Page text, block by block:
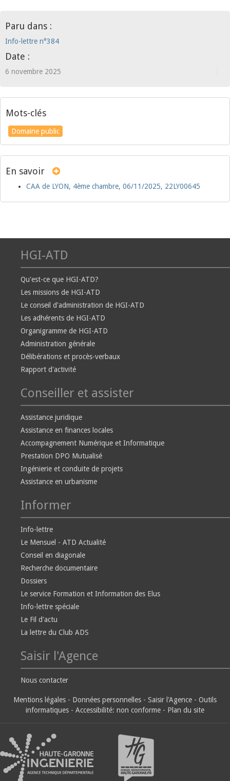
Paru dans :
Info-lettre n°384
Date :
6 novembre 2025
Mots-clés
Domaine public
En savoir
CAA de LYON, 4ème chambre, 06/11/2025, 22LY00645
HGI-ATD
Qu'est-ce que HGI-ATD?
Les missions de HGI-ATD
Le conseil d'administration de HGI-ATD
Les adhérents de HGI-ATD
Organigramme de HGI-ATD
Administration générale
Délibérations et procès-verbaux
Rapport d'activité
Conseiller et assister
Assistance juridique
Assistance en finances locales
Accompagnement Numérique et Informatique
Prestation DPO Mutualisé
Ingénierie et conduite de projets
Assistance en urbanisme
Informer
Info-lettre
Le Mensuel - ATD Actualité
Conseil en diagonale
Recherche documentaire
Dossiers
Le service Formation et Information des Elus
Info-lettre spéciale
Le Fil d'actu
La lettre du Club ADS
Saisir l'Agence
Nous contacter
Mentions légales - Données personnelles - Saisir l'Agence - Outils
informatiques - Accessibilité: non conforme - Plan du site